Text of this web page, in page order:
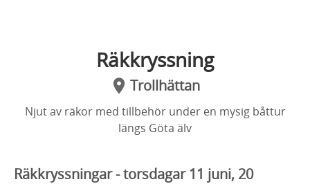
Räkkryssning
Trollhättan
Njut av räkor med tillbehör under en mysig båttur
längs Göta älv
Räkkryssningar - torsdagar 11 juni, 20